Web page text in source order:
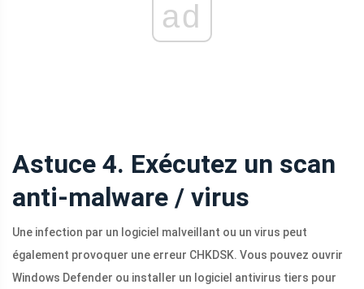
ad
Astuce 4. Exécutez un scan
anti-malware / virus
Une infection par un logiciel malveillant ou un virus peut
également provoquer une erreur CHKDSK. Vous pouvez ouvrir
Windows Defender ou installer un logiciel antivirus tiers pour